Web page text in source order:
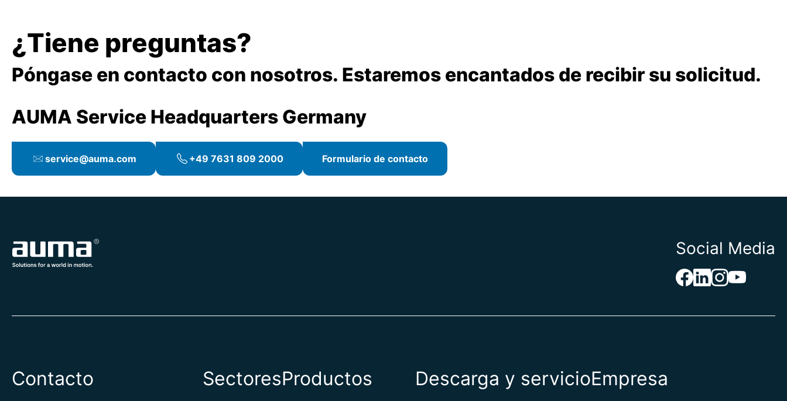
¿Tiene preguntas?
Póngase en contacto con nosotros. Estaremos encantados de recibir su solicitud.
AUMA Service Headquarters Germany
service@auma.com +49 7631 809 2000 Formulario de contacto
Social Media
Contacto SectoresProductos Descarga y servicioEmpresa